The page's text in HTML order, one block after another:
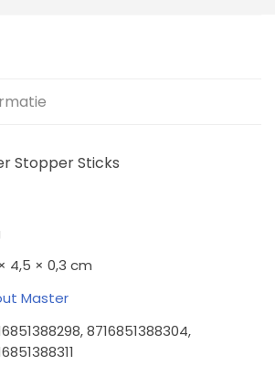
Stopper Sticks
4,5 × 0,3 cm
Master
8716851388304,